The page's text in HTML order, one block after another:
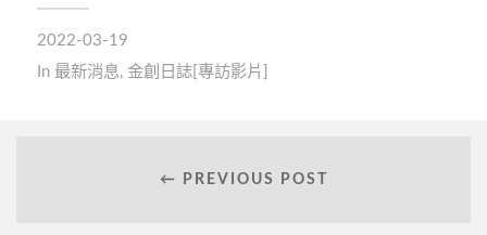
2022-03-19
In 最新消息, 金創日誌[專訪影片]
← PREVIOUS POST